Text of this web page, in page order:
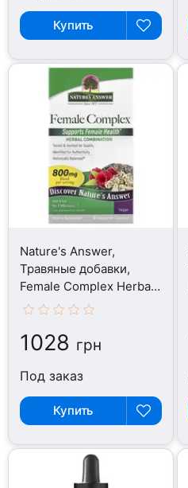
Купить
Nature's Answer,
Травяные добавки,
Female Complex Herbal,
90 капсул
1028 грн
Под заказ
Купить